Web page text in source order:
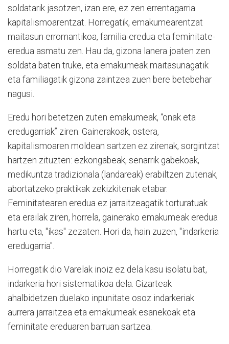
soldatarik jasotzen, izan ere, ez zen errentagarria
kapitalismoarentzat. Horregatik, emakumearentzat
maitasun erromantikoa, familia-eredua eta feminitate-
eredua asmatu zen. Hau da, gizona lanera joaten zen
soldata baten truke, eta emakumeak maitasunagatik
eta familiagatik gizona zaintzea zuen bere betebehar
nagusi.
Eredu hori betetzen zuten emakumeak, “onak eta
eredugarriak” ziren. Gainerakoak, ostera,
kapitalismoaren moldean sartzen ez zirenak, sorgintzat
hartzen zituzten: ezkongabeak, senarrik gabekoak,
medikuntza tradizionala (landareak) erabiltzen zutenak,
abortatzeko praktikak zekizkitenak etabar.
Feminitatearen eredua ez jarraitzeagatik torturatuak
eta erailak ziren, horrela, gainerako emakumeak eredua
hartu eta, "ikas" zezaten. Hori da, hain zuzen, "indarkeria
eredugarria".
Horregatik dio Varelak inoiz ez dela kasu isolatu bat,
indarkeria hori sistematikoa dela. Gizarteak
ahalbidetzen duelako inpunitate osoz indarkeriak
aurrera jarraitzea eta emakumeak esanekoak eta
feminitate ereduaren barruan sartzea.